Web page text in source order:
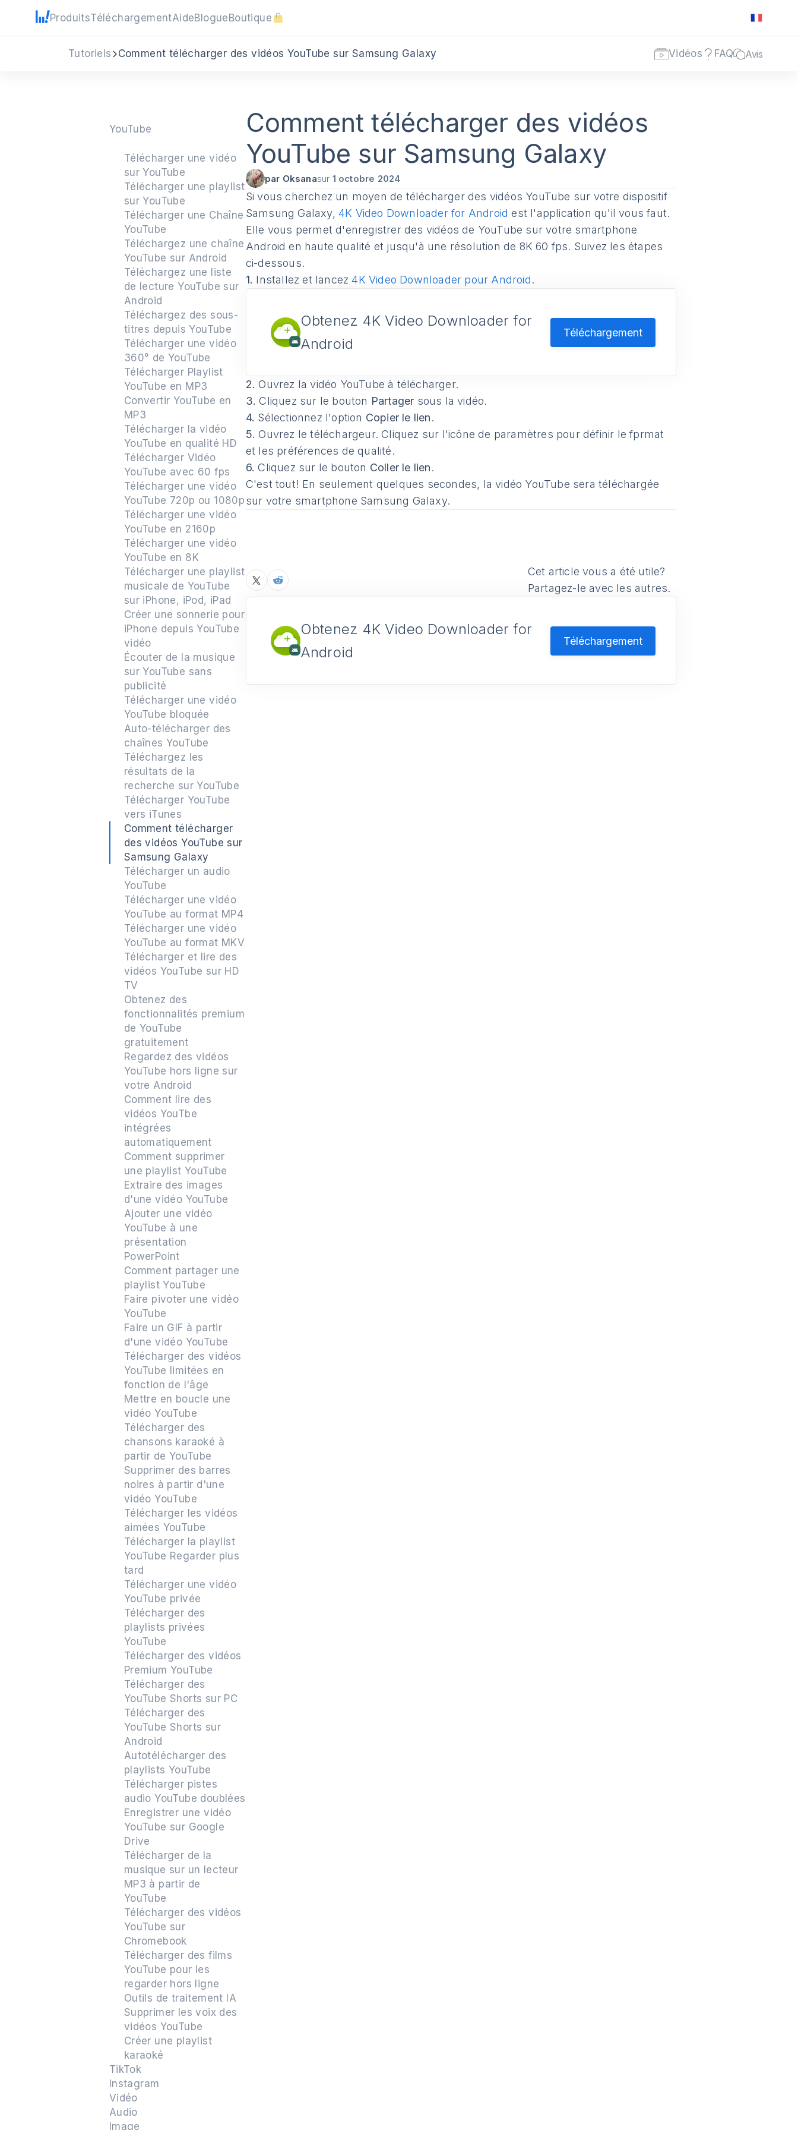
ProduitsTéléchargementAideBlogueBoutique
Tutoriels Comment télécharger des vidéos YouTube sur Samsung Galaxy Vidéos FAQ Avis
YouTube
Télécharger une vidéo
sur YouTube
Télécharger une playlist
sur YouTube
Télécharger une Chaîne
YouTube
Téléchargez une chaîne
YouTube sur Android
Téléchargez une liste
de lecture YouTube sur
Android
Téléchargez des sous-
titres depuis YouTube
Télécharger une vidéo
360° de YouTube
Télécharger Playlist
YouTube en MP3
Convertir YouTube en
MP3
Télécharger la vidéo
YouTube en qualité HD
Télécharger Vidéo
YouTube avec 60 fps
Télécharger une vidéo
YouTube 720p ou 1080p
Télécharger une vidéo
YouTube en 2160p
Télécharger une vidéo
YouTube en 8K
Télécharger une playlist
musicale de YouTube
sur iPhone, iPod, iPad
Créer une sonnerie pour
iPhone depuis YouTube
vidéo
Écouter de la musique
sur YouTube sans
publicité
Télécharger une vidéo
YouTube bloquée
Auto-télécharger des
chaînes YouTube
Téléchargez les
résultats de la
recherche sur YouTube
Télécharger YouTube
vers iTunes
Comment télécharger
des vidéos YouTube sur
Samsung Galaxy
Télécharger un audio
YouTube
Télécharger une vidéo
YouTube au format MP4
Télécharger une vidéo
YouTube au format MKV
Télécharger et lire des
vidéos YouTube sur HD
TV
Obtenez des
fonctionnalités premium
de YouTube
gratuitement
Regardez des vidéos
YouTube hors ligne sur
votre Android
Comment lire des
vidéos YouTbe
intégrées
automatiquement
Comment supprimer
une playlist YouTube
Extraire des images
d'une vidéo YouTube
Ajouter une vidéo
YouTube à une
présentation
PowerPoint
Comment partager une
playlist YouTube
Faire pivoter une vidéo
YouTube
Faire un GIF à partir
d'une vidéo YouTube
Télécharger des vidéos
YouTube limitées en
fonction de l'âge
Mettre en boucle une
vidéo YouTube
Télécharger des
chansons karaoké à
partir de YouTube
Supprimer des barres
noires à partir d'une
vidéo YouTube
Télécharger les vidéos
aimées YouTube
Télécharger la playlist
YouTube Regarder plus
tard
Télécharger une vidéo
YouTube privée
Télécharger des
playlists privées
YouTube
Télécharger des vidéos
Premium YouTube
Télécharger des
YouTube Shorts sur PC
Télécharger des
YouTube Shorts sur
Android
Autotélécharger des
playlists YouTube
Télécharger pistes
audio YouTube doublées
Enregistrer une vidéo
YouTube sur Google
Drive
Télécharger de la
musique sur un lecteur
MP3 à partir de
YouTube
Télécharger des vidéos
YouTube sur
Chromebook
Télécharger des films
YouTube pour les
regarder hors ligne
Outils de traitement IA
Supprimer les voix des
vidéos YouTube
Créer une playlist
karaoké
TikTok
Instagram
Vidéo
Audio
Image
Comment télécharger des vidéos
YouTube sur Samsung Galaxy
par Oksanasur 1 octobre 2024
Si vous cherchez un moyen de télécharger des vidéos YouTube sur votre dispositif
Samsung Galaxy,4K Video Downloader for Android est l'application qu'il vous faut.
Elle vous permet d'enregistrer des vidéos de YouTube sur votre smartphone
Android en haute qualité et jusqu'à une résolution de 8K 60 fps. Suivez les étapes
ci-dessous.
1. Installez et lancez4K Video Downloader pour Android.
Obtenez 4K Video Downloader for
Android
Téléchargement
2. Ouvrez la vidéo YouTube à télécharger.
3. Cliquez sur le bouton Partager sous la vidéo.
4. Sélectionnez l'option Copier le lien.
5. Ouvrez le téléchargeur. Cliquez sur l'icône de paramètres pour définir le fprmat
et les préférences de qualité.
6. Cliquez sur le bouton Coller le lien.
C'est tout! En seulement quelques secondes, la vidéo YouTube sera téléchargée
sur votre smartphone Samsung Galaxy.
Cet article vous a été utile?
Partagez-le avec les autres.
Obtenez 4K Video Downloader for
Android
Téléchargement